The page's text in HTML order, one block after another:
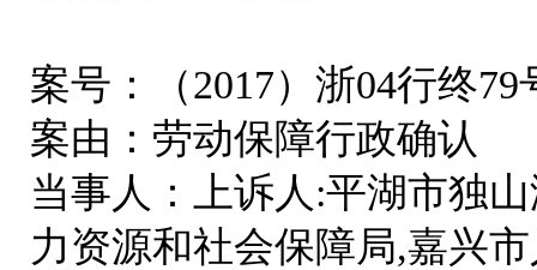
案号：（2017）浙04行终79
案由：劳动保障行政确认
当事人：上诉人:平湖市独
力资源和社会保障局,嘉兴